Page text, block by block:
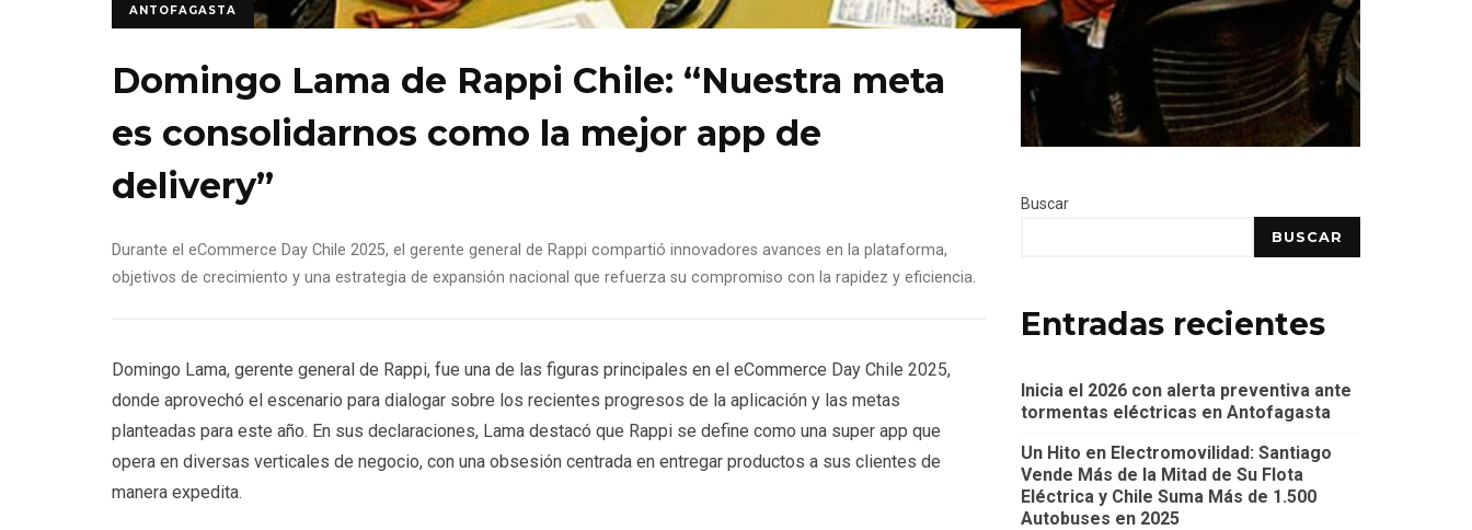
ANTOFAGASTA
Domingo Lama de Rappi Chile: “Nuestra meta
es consolidarnos como la mejor app de
delivery”
Durante el eCommerce Day Chile 2025, el gerente general de Rappi compartió innovadores avances en la plataforma,
objetivos de crecimiento y una estrategia de expansión nacional que refuerza su compromiso con la rapidez y eficiencia.
Domingo Lama, gerente general de Rappi, fue una de las figuras principales en el eCommerce Day Chile 2025,
donde aprovechó el escenario para dialogar sobre los recientes progresos de la aplicación y las metas
planteadas para este año. En sus declaraciones, Lama destacó que Rappi se define como una super app que
opera en diversas verticales de negocio, con una obsesión centrada en entregar productos a sus clientes de
manera expedita.
Buscar
BUSCAR
Entradas recientes
Inicia el 2026 con alerta preventiva ante
tormentas eléctricas en Antofagasta
Un Hito en Electromovilidad: Santiago
Vende Más de la Mitad de Su Flota
Eléctrica y Chile Suma Más de 1.500
Autobuses en 2025